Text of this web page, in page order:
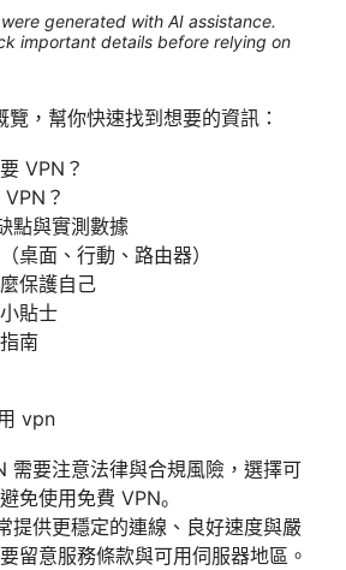
generated with AI assistance.
important details before relying on
，幫你快速找到想要的資訊：
VPN？
？
點與實測數據
桌面、行動、路由器）
保護自己
貼士
南
vpn
需要注意法律與合規風險，選擇可
免使用免費 VPN。
提供更穩定的連線、良好速度與嚴
留意服務條款與可用伺服器地區。